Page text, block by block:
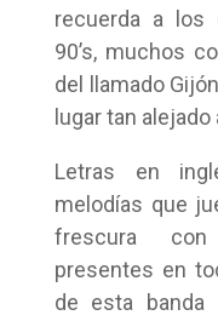
recuerda a los
90’s, muchos
del llamado
lugar tan
Letras en
melodías que
frescura con
presentes en
de esta banda